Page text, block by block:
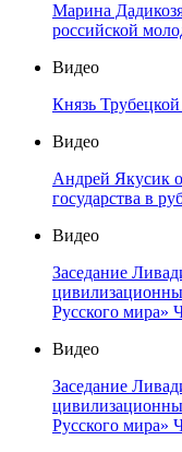
Марина
российской
Видео
Князь
Видео
Андрей Якусик
государства в
Видео
Заседание
Русского мира»
Видео
Заседание
Русского мира»